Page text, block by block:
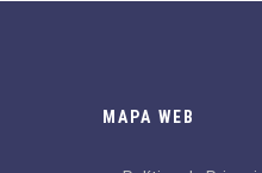
MAPA WEB